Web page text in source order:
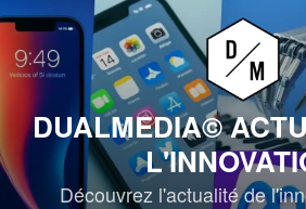
Aller
au
contenu
DUALMEDIA©
Découvrez l'actualité de